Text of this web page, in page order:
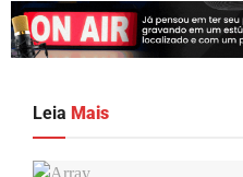
Leia Mais